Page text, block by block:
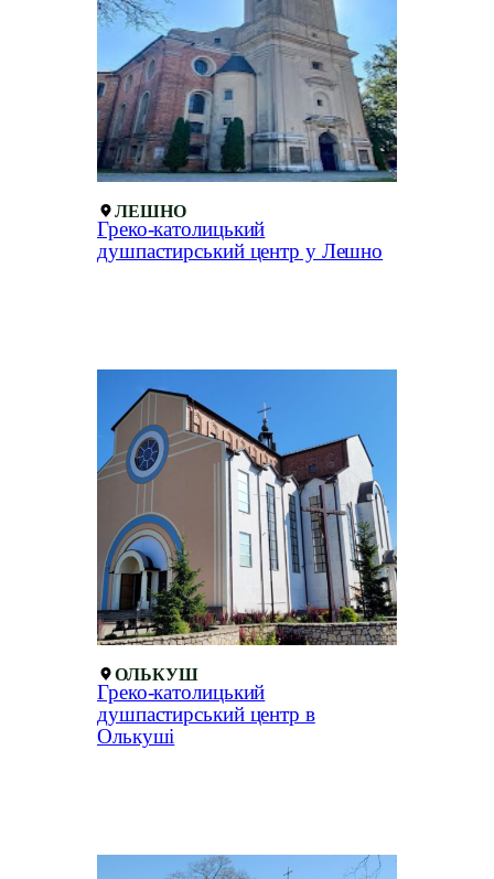
ЛЕШНО
Греко-католицький
душпастирський центр у Лешно
ОЛЬКУШ
Греко-католицький
душпастирський центр в
Олькуші